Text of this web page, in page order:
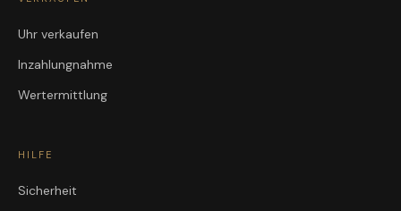
Uhr verkaufen
Inzahlungnahme
Wertermittlung
HILFE
Sicherheit